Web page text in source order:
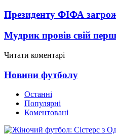
Президенту ФІФА
Мудрик провів свій
Читати коментарі
Новини футболу
Останні
Популярні
Коментовані